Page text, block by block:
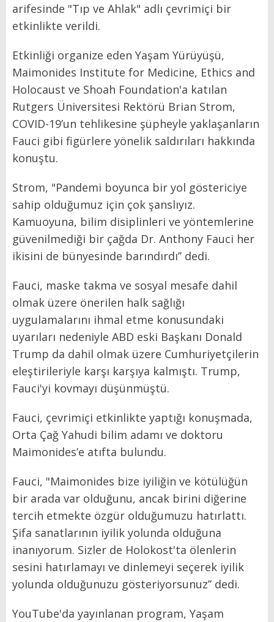
arifesinde "Tıp ve Ahlak" adlı çevrimiçi bir
etkinlikte verildi.
Etkinliği organize eden Yaşam Yürüyüşü,
Maimonides Institute for Medicine, Ethics and
Holocaust ve Shoah Foundation'a katılan
Rutgers Üniversitesi Rektörü Brian Strom,
COVID-19’un tehlikesine şüpheyle yaklaşanların
Fauci gibi figürlere yönelik saldırıları hakkında
konuştu.
Strom, "Pandemi boyunca bir yol göstericiye
sahip olduğumuz için çok şanslıyız.
Kamuoyuna, bilim disiplinleri ve yöntemlerine
güvenilmediği bir çağda Dr. Anthony Fauci her
ikisini de bünyesinde barındırdı’’ dedi.
Fauci, maske takma ve sosyal mesafe dahil
olmak üzere önerilen halk sağlığı
uygulamalarını ihmal etme konusundaki
uyarıları nedeniyle ABD eski Başkanı Donald
Trump da dahil olmak üzere Cumhuriyetçilerin
eleştirileriyle karşı karşıya kalmıştı. Trump,
Fauci'yi kovmayı düşünmüştü.
Fauci, çevrimiçi etkinlikte yaptığı konuşmada,
Orta Çağ Yahudi bilim adamı ve doktoru
Maimonides’e atıfta bulundu.
Fauci, "Maimonides bize iyiliğin ve kötülüğün
bir arada var olduğunu, ancak birini diğerine
tercih etmekte özgür olduğumuzu hatırlattı.
Şifa sanatlarının iyilik yolunda olduğuna
inanıyorum. Sizler de Holokost'ta ölenlerin
sesini hatırlamayı ve dinlemeyi seçerek iyilik
yolunda olduğunuzu gösteriyorsunuz’’ dedi.
YouTube'da yayınlanan program, Yaşam